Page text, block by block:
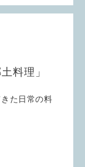
料理」
た日常の料